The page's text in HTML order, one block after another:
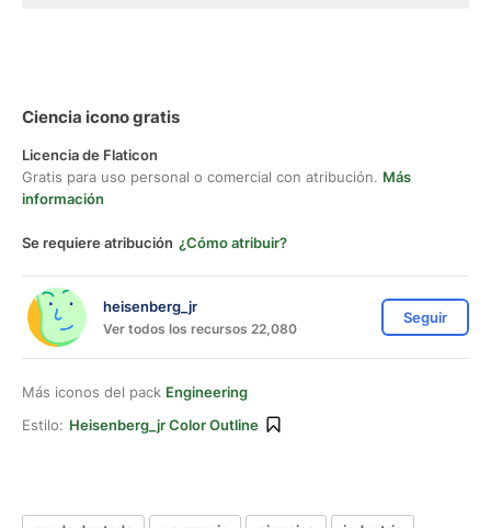
Ciencia icono gratis
Licencia de Flaticon
Gratis para uso personal o comercial con atribución. Más
información
Se requiere atribución ¿Cómo atribuir?
heisenberg_jr
Ver todos los recursos 22,080
Seguir
Más iconos del pack Engineering
Estilo: Heisenberg_jr Color Outline